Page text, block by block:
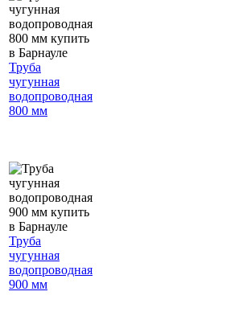
Труба
чугунная
водопроводная
800 мм
Труба
чугунная
водопроводная
900 мм